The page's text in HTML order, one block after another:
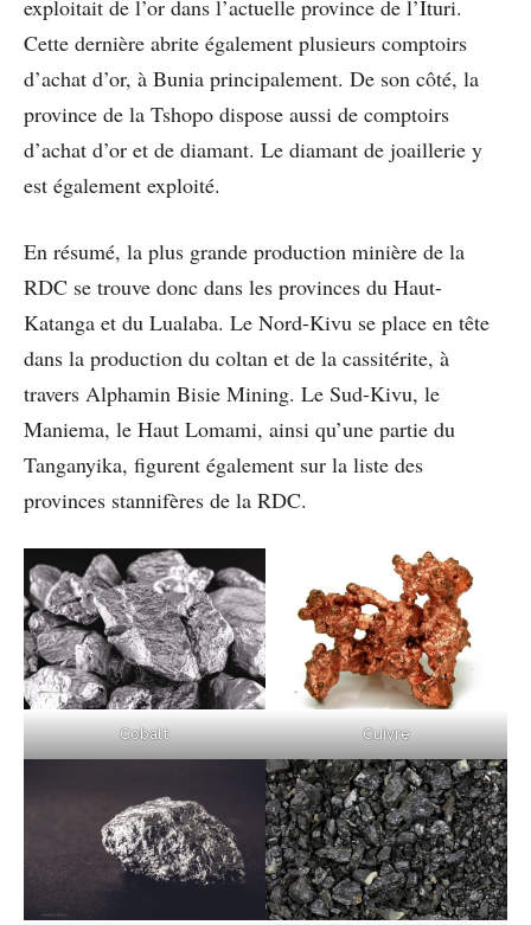
exploitait de l’or dans l’actuelle province de l’Ituri.
Cette dernière abrite également plusieurs comptoirs
d’achat d’or, à Bunia principalement. De son côté, la
province de la Tshopo dispose aussi de comptoirs
d’achat d’or et de diamant. Le diamant de joaillerie y
est également exploité.
En résumé, la plus grande production minière de la
RDC se trouve donc dans les provinces du Haut-
Katanga et du Lualaba. Le Nord-Kivu se place en tête
dans la production du coltan et de la cassitérite, à
travers Alphamin Bisie Mining. Le Sud-Kivu, le
Maniema, le Haut Lomami, ainsi qu’une partie du
Tanganyika, figurent également sur la liste des
provinces stannifères de la RDC.
Cobalt Cuivre